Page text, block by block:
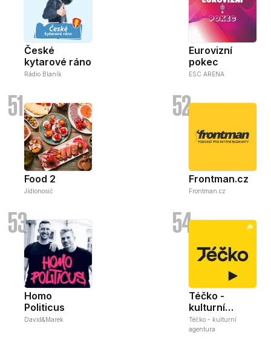
České
kytarové ráno
Rádio Blaník
Eurovizní
pokec
ESC ARENA
51
Food 2
Jídlonosič
52
Frontman.cz
Frontman.cz
53
Homo
Politicus
David&Marek
54
Téčko -
kulturní
podcast z
Rožnova
Téčko - kulturní
agentura